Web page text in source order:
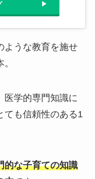
ような教育を施せ
医学的専門知識に
ても信頼性のある1
的な子育ての知識